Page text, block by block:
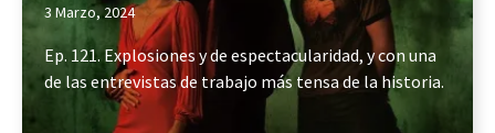
3 Marzo, 2024
Ep. 121. Explosiones y de espectacularidad, y con una
de las entrevistas de trabajo más tensa de la historia.